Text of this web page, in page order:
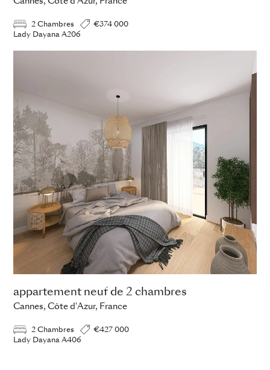
2 Chambres
€374 000
Lady Dayana A206
appartement neuf de 2 chambres
Cannes, Côte d'Azur, France
2 Chambres
€427 000
Lady Dayana A406